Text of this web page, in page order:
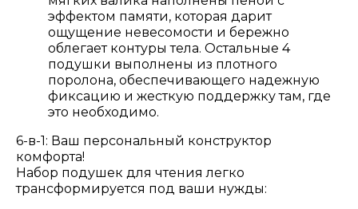
эффектом памяти, которая дарит
ощущение невесомости и бережно
облегает контуры тела. Остальные 4
подушки выполнены из плотного
поролона, обеспечивающего надежную
фиксацию и жесткую поддержку там, где
это необходимо.
6-в-1: Ваш персональный конструктор
комфорта!
Набор подушек для чтения легко
трансформируется под ваши нужды: